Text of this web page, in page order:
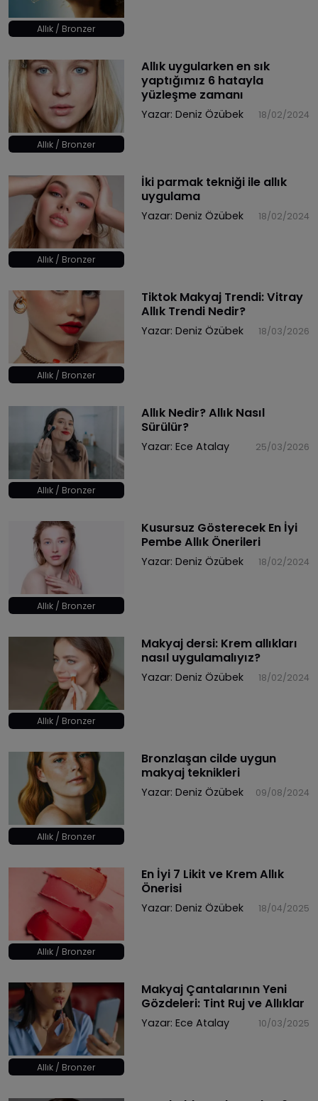
Allık / Bronzer
Allık / Bronzer
Allık uygularken en sık
yaptığımız 6 hatayla
yüzleşme zamanı
Yazar: Deniz Özübek 18/02/2024
Allık / Bronzer
İki parmak tekniği ile allık
uygulama
Yazar: Deniz Özübek 18/02/2024
Allık / Bronzer
Tiktok Makyaj Trendi: Vitray
Allık Trendi Nedir?
Yazar: Deniz Özübek 18/03/2026
Allık / Bronzer
Allık Nedir? Allık Nasıl
Sürülür?
Yazar: Ece Atalay 25/03/2026
Allık / Bronzer
Kusursuz Gösterecek En İyi
Pembe Allık Önerileri
Yazar: Deniz Özübek 18/02/2024
Allık / Bronzer
Makyaj dersi: Krem allıkları
nasıl uygulamalıyız?
Yazar: Deniz Özübek 18/02/2024
Allık / Bronzer
Bronzlaşan cilde uygun
makyaj teknikleri
Yazar: Deniz Özübek 09/08/2024
Allık / Bronzer
En İyi 7 Likit ve Krem Allık
Önerisi
Yazar: Deniz Özübek 18/04/2025
Allık / Bronzer
Makyaj Çantalarının Yeni
Gözdeleri: Tint Ruj ve Allıklar
Yazar: Ece Atalay 10/03/2025